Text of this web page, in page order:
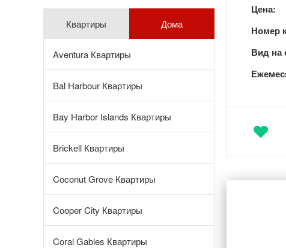
Квартиры
Aventura Квартиры
Bal Harbour Квартиры
Bay Harbor Islands Квартиры
Brickell Квартиры
Coconut Grove Квартиры
Cooper City Квартиры
Coral Gables Квартиры
Дома
Цена:
Номер
Вид на